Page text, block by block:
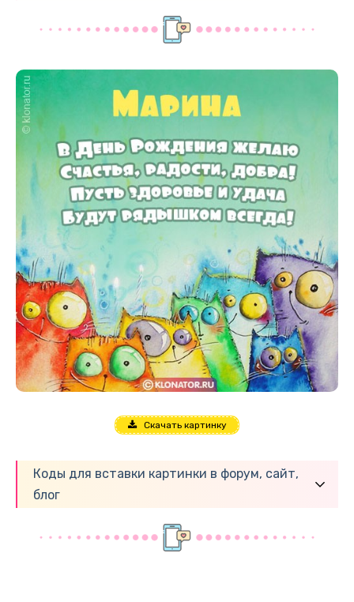
Скачать картинку
Коды для вставки картинки в форум, сайт,
блог